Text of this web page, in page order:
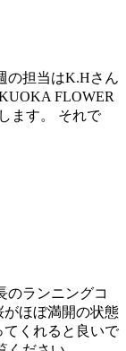
の担当はK.Hさん
FLOWER
ます。 それで
のランニングコ
ほぼ満開の状態
くれると良いで